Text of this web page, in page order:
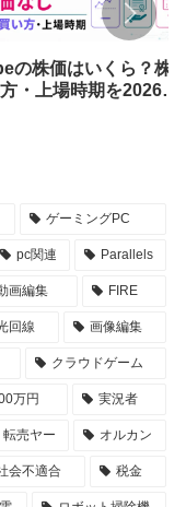
の株価はいくら？株
・上場時期を2026年
ゲーミングPC
pc関連 Parallels
画編集 FIRE
回線 画像編集
クラウドゲーム
万円 実況者
転売ヤー オルカン
会不適合 税金